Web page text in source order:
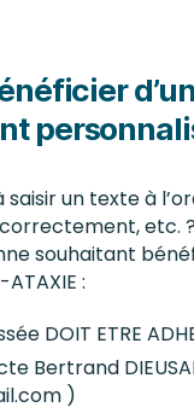
d’un
un texte à
etc.
souhaitant
:
DOIT ETRE
Bertrand
)